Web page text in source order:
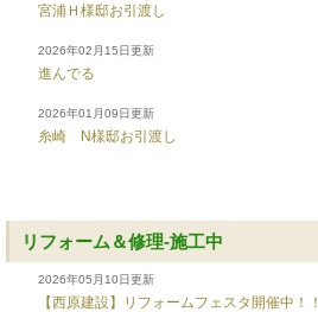
宮浦Ｈ様邸お引渡し
2026年02月15日更新
進んでる
2026年01月09日更新
糸崎 N様邸お引渡し
リフォーム＆修理-施工中
2026年05月10日更新
【西原建設】リフォームフェスタ開催中！！